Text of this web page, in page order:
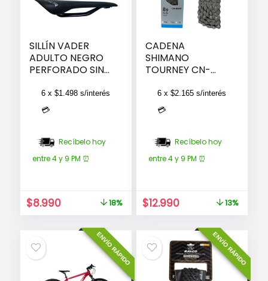
SILLÍN VADER
ADULTO NEGRO
PERFORADO SIN
6 x $1.498s/interés
💳
Recíbelo hoy
entre 4 y 9 PM ⏰
El
precio
$10.990.
$8.990El
precio
actual
$8.990.
18%
CADENA
SHIMANO
TOURNEY CN-
( #11376)
6 x $2.165s/interés
💳
Recíbelo hoy
entre 4 y 9 PM ⏰
El
precio
$14.990.
$12.990El
precio
actual
es:
$12.990.
13%
ENVÍO RÁPIDO ENVÍO RÁPIDO